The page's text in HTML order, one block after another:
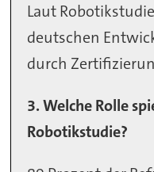
Laut
deutschen
durch
3. Welche Rolle
Robotikstudie?